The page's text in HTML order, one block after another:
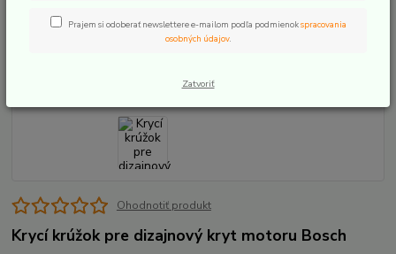
Krycí krúžok pre dizajnový kryt
Ohodnotiť produkt
Krycí krúžok pre dizajnový kryt motoru Bosch
Prajem si odoberať newslettere e-mailom podľa podmienokspracovania
osobných údajov.
Zatvoriť